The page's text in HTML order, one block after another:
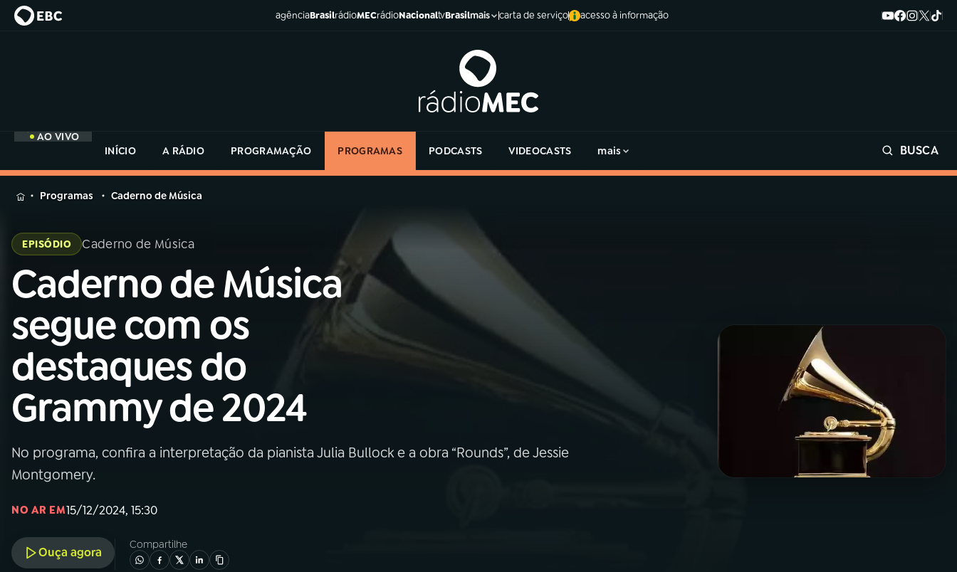
agênciaBrasilrádioMECrádioNacionaltvBrasilmais carta de serviço acesso à informação
AO VIVO
INÍCIO
A RÁDIO PROGRAMAÇÃO PROGRAMAS PODCASTS VIDEOCASTS mais BUSCA
MENU
Buscar
na
Rádio
MEC
01 INÍCIO
02A RÁDIO
03PROGRAMAÇÃO
05 PODCASTS
na
Rádio
Programas Caderno de Música
EPISÓDIO Caderno de Música
Caderno de Música
segue com os
destaques do
Grammy de 2024
No programa, confira a interpretação da pianista Julia Bullock e a obra “Rounds”, de Jessie
Montgomery.
NO AR EM15/12/2024, 15:30
Ouça agora
Compartilhe